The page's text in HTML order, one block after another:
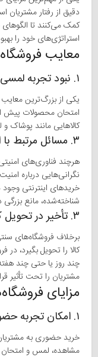
دقیق از رفتار مشتریان
کمک می‌کنند تا
استراتژی‌های خود را
معایب
۱. نبود تجربه لمسی و حضوری
یکی از بزرگ‌ترین
امتحان محصولات پیش
کالاهایی مانند پوشاک
۳. مسائل مرتبط با اعتماد و امنیت
هرچند فناوری‌های
نگرانی‌هایی درباره
خریدهای اینترنتی وجود
شناخته‌شده، مانع
۳. تأخیر در تحویل کالا
برخلاف فروشگاه‌های
کالا را تحویل بگیرد،
چند روز یا حتی چند
مشتریان را تحت تأثیر
مزایای
۱. امکان تجربه حضوری
خرید حضوری به
مشاهده، لمس و امتحان